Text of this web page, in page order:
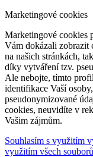
Marketingové cookies
Marketingové cookies
Vám dokázali zobrazit
na našich stránkách,
díky vytváření tzv.
Ale nebojte, tímto
identifikace Vaší
pseudonymizované
cookies, neuvidíte v
Vašim zájmům.
Souhlasím s využitím
využitím všech